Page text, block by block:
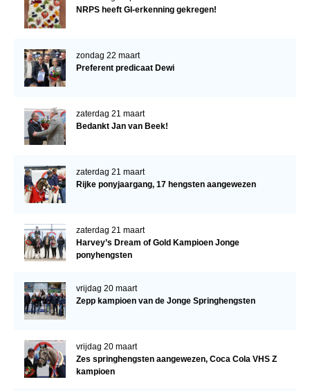
NRPS heeft GI-erkenning gekregen!
zondag 22 maart
Preferent predicaat Dewi
zaterdag 21 maart
Bedankt Jan van Beek!
zaterdag 21 maart
Rijke ponyjaargang, 17 hengsten aangewezen
zaterdag 21 maart
Harvey’s Dream of Gold Kampioen Jonge
ponyhengsten
vrijdag 20 maart
Zepp kampioen van de Jonge Springhengsten
vrijdag 20 maart
Zes springhengsten aangewezen, Coca Cola VHS Z
kampioen